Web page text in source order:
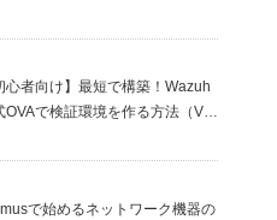
トラストの考え方
心者向け】最短で構築！Wazuh
OVAで検証環境を作る方法（Virt
で始めるネットワーク機器の